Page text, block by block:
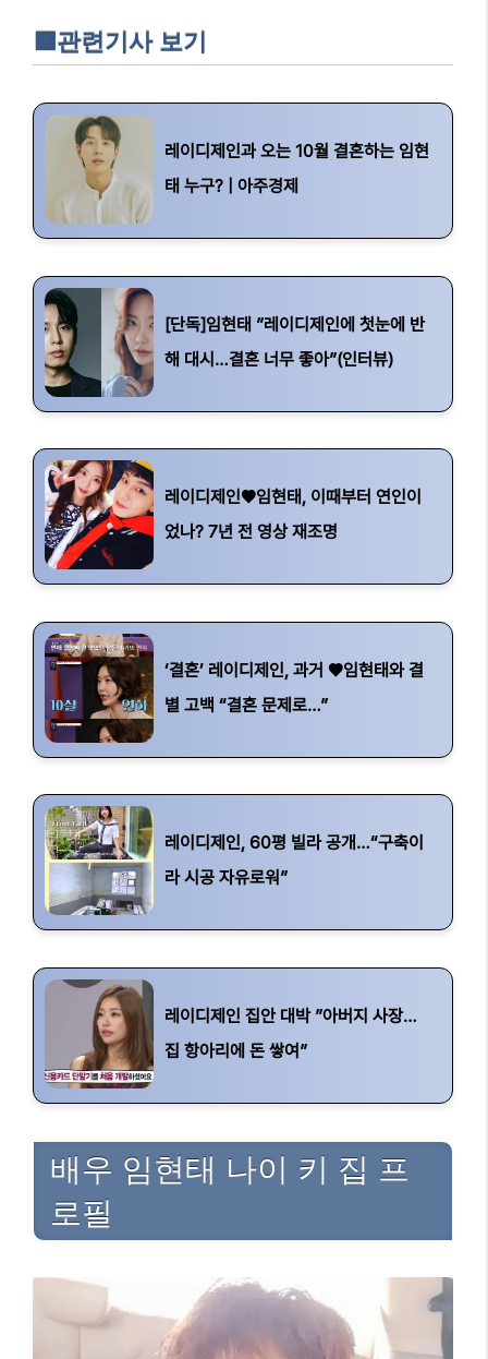
🟥관련기사 보기
레이디제인과 오는 10월 결혼하는 임현
태 누구? | 아주경제
[단독]임현태 ”레이디제인에 첫눈에 반
해 대시…결혼 너무 좋아”(인터뷰)
레이디제인♥임현태, 이때부터 연인이
었나? 7년 전 영상 재조명
‘결혼’ 레이디제인, 과거 ♥임현태와 결
별 고백 “결혼 문제로…”
레이디제인, 60평 빌라 공개…“구축이
라 시공 자유로워”
레이디제인 집안 대박 ”아버지 사장…
집 항아리에 돈 쌓여”
배우 임현태 나이 키 집 프
로필